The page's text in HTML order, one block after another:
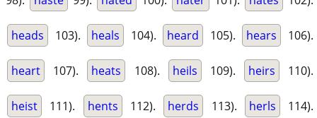
heads 103). heals 104). heard 105). hears 106).
heart 107). heats 108). heils 109). heirs 110).
heist 111). hents 112). herds 113). herls 114).